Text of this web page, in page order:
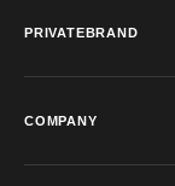
PRIVATEBRAND
COMPANY